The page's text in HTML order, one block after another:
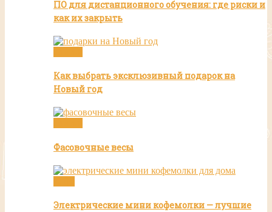
ПО для дистанционного обучения: где риски и
как их закрыть
Как выбрать эксклюзивный подарок на
Новый год
Фасовочные весы
Электрические мини кофемолки — лучшие